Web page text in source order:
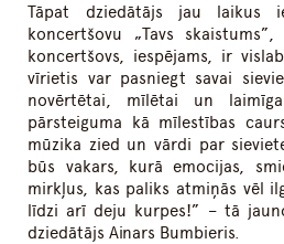
Tāpat dziedātājs jau laikus
koncertšovu „Tavs
koncertšovs, iespējams, ir
vīrietis var pasniegt savai
novērtētai, mīlētai un
pārsteiguma kā mīlestības
mūzika zied un vārdi par
būs vakars, kurā emocijas,
mirkļus, kas paliks atmiņās vēl
līdzi arī deju kurpes!” – tā
dziedātājs Ainars Bumbieris.